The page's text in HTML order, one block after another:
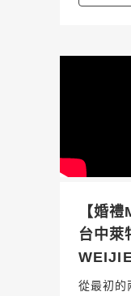
【婚
台中萊
從最初的